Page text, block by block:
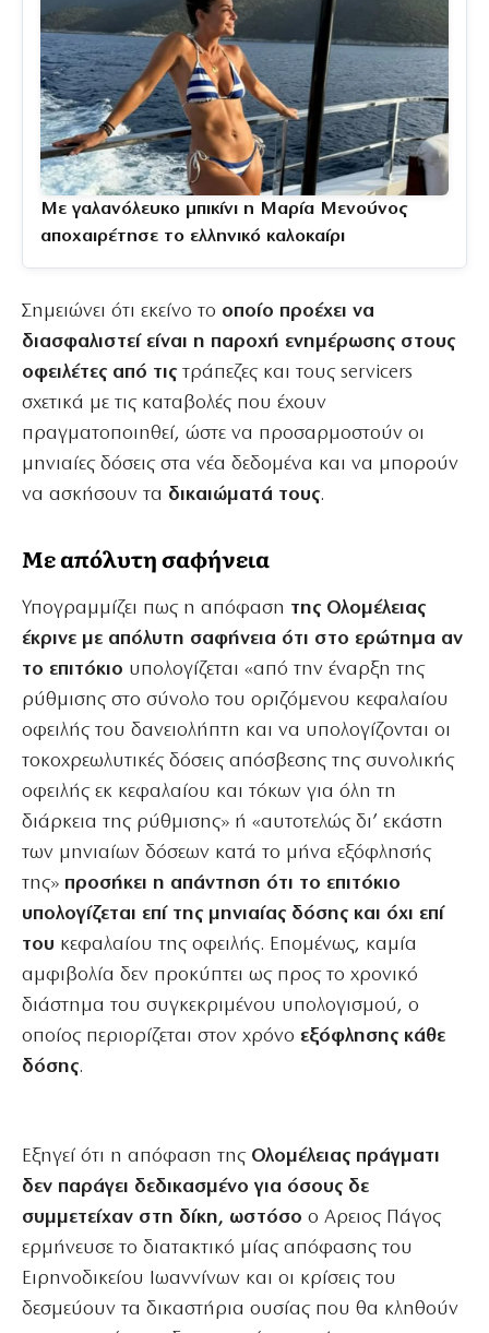
Με γαλανόλευκο μπικίνι η Μαρία Μενούνος
αποχαιρέτησε το ελληνικό καλοκαίρι
Σημειώνει ότι εκείνο το οποίο προέχει να
διασφαλιστεί είναι η παροχή ενημέρωσης στους
οφειλέτες από τις τράπεζες και τους servicers
σχετικά με τις καταβολές που έχουν
πραγματοποιηθεί, ώστε να προσαρμοστούν οι
μηνιαίες δόσεις στα νέα δεδομένα και να μπορούν
να ασκήσουν τα δικαιώματά τους.
Με απόλυτη σαφήνεια
Υπογραμμίζει πως η απόφαση της Ολομέλειας
έκρινε με απόλυτη σαφήνεια ότι στο ερώτημα αν
το επιτόκιο υπολογίζεται «από την έναρξη της
ρύθμισης στο σύνολο του οριζόμενου κεφαλαίου
οφειλής του δανειολήπτη και να υπολογίζονται οι
τοκοχρεωλυτικές δόσεις απόσβεσης της συνολικής
οφειλής εκ κεφαλαίου και τόκων για όλη τη
διάρκεια της ρύθμισης» ή «αυτοτελώς δι’ εκάστη
των μηνιαίων δόσεων κατά το μήνα εξόφλησής
της» προσήκει η απάντηση ότι το επιτόκιο
υπολογίζεται επί της μηνιαίας δόσης και όχι επί
του κεφαλαίου της οφειλής. Επομένως, καμία
αμφιβολία δεν προκύπτει ως προς το χρονικό
διάστημα του συγκεκριμένου υπολογισμού, ο
οποίος περιορίζεται στον χρόνο εξόφλησης κάθε
δόσης.
Εξηγεί ότι η απόφαση της Ολομέλειας πράγματι
δεν παράγει δεδικασμένο για όσους δε
συμμετείχαν στη δίκη, ωστόσο ο Αρειος Πάγος
ερμήνευσε το διατακτικό μίας απόφασης του
Ειρηνοδικείου Ιωαννίνων και οι κρίσεις του
δεσμεύουν τα δικαστήρια ουσίας που θα κληθούν